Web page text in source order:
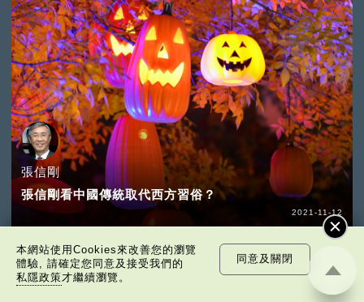
張信剛
張信剛看中國傳統取代西方習俗？
2021-11-12
本網站使用Cookies來改善您的瀏覽
體驗, 請確定您同意及接受我們的
私隱政策才繼續瀏覽。
同意及關閉